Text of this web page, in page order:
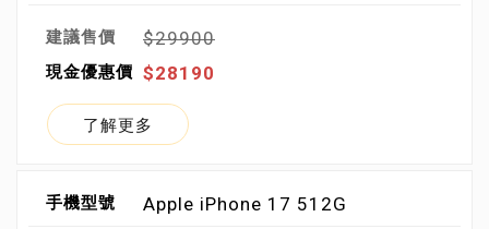
$29900
$28190
了解更多
Apple iPhone 17 512G